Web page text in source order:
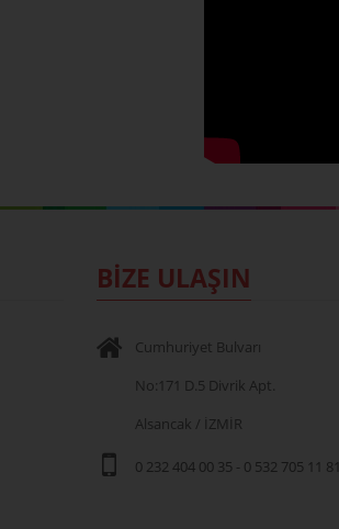
BİZE ULAŞIN
Cumhuriyet Bulvarı
No:171 D.5 Divrik Apt.
Alsancak / İZMİR
0 232 404 00 35 - 0 532 705 11 81